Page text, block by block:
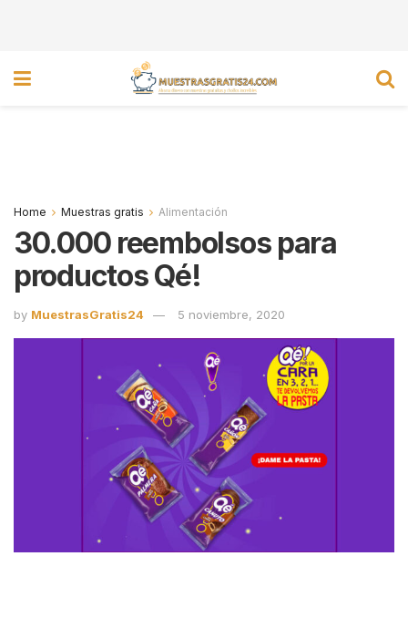
Home Muestras gratis Alimentación
30.000 reembolsos para
productos Qé!
by MuestrasGratis24 5 noviembre, 2020